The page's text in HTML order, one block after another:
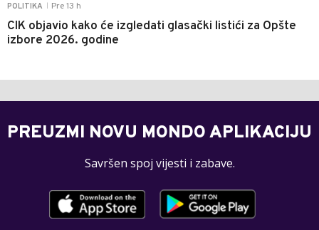
POLITIKA Pre 13 h
CIK objavio kako će izgledati glasački listići za Opšte
izbore 2026. godine
PREUZMI NOVU MONDO APLIKACIJU
Savršen spoj vijesti i zabave.